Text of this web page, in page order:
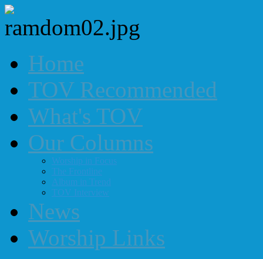
Home
TOV Recommended
What's TOV
Our Columns
Worship in Focus
The Frontline
Album in Trend
TOV Interview
News
Worship Links